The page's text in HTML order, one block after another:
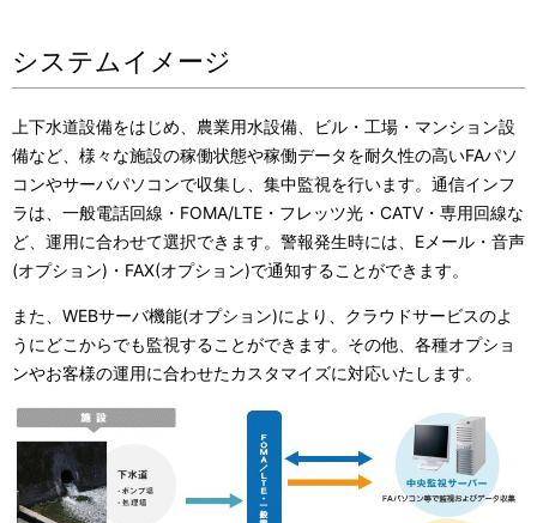
システムイメージ
上下水道設備をはじめ、農業用水設備、ビル・工場・マンション設
備など、様々な施設の稼働状態や稼働データを耐久性の高いFAパソ
コンやサーバパソコンで収集し、集中監視を行います。通信インフ
ラは、一般電話回線・FOMA/LTE・フレッツ光・CATV・専用回線な
ど、運用に合わせて選択できます。警報発生時には、Eメール・音声
(オプション)・FAX(オプション)で通知することができます。
また、WEBサーバ機能(オプション)により、クラウドサービスのよ
うにどこからでも監視することができます。その他、各種オプショ
ンやお客様の運用に合わせたカスタマイズに対応いたします。